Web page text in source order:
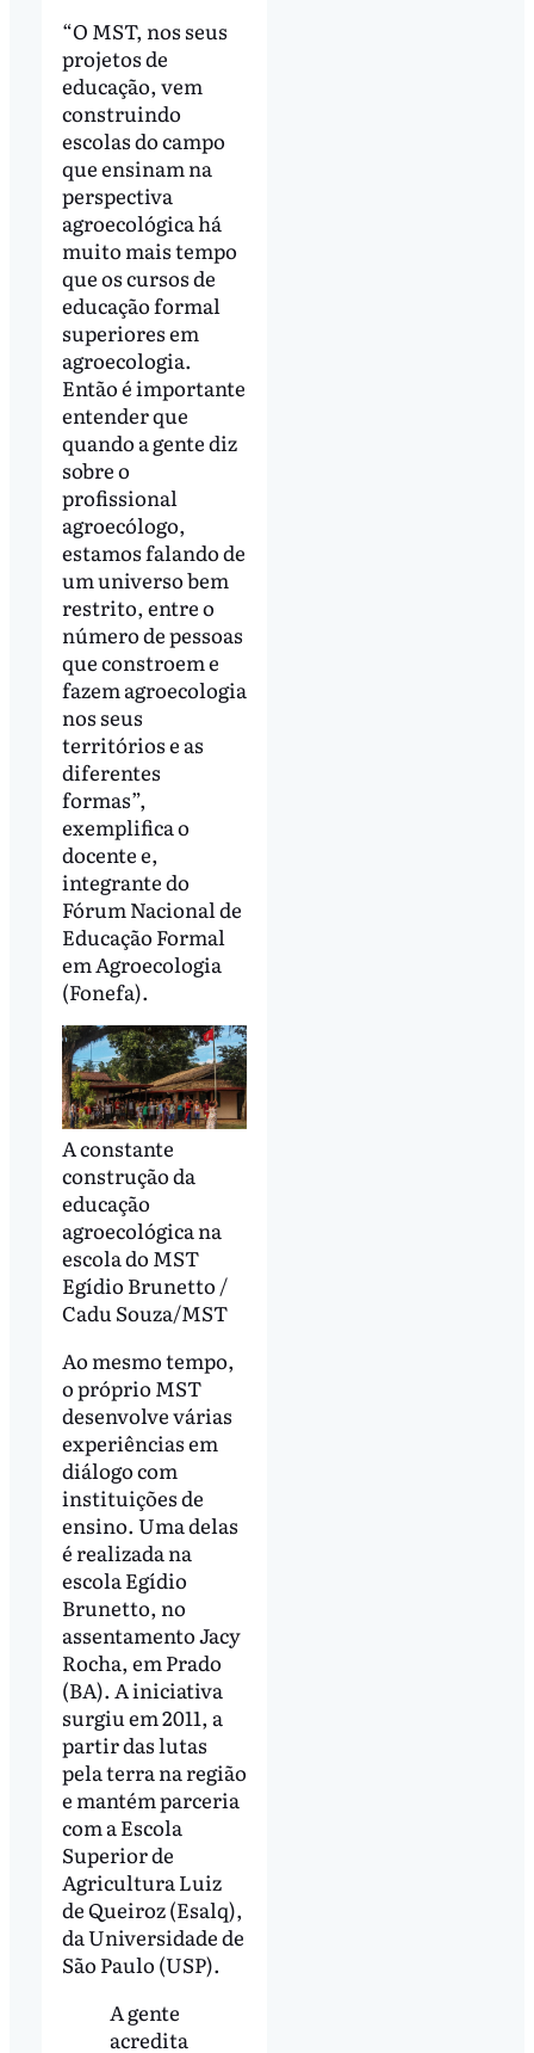
“O MST, nos seus
projetos de
educação, vem
construindo
escolas do campo
que ensinam na
perspectiva
agroecológica há
muito mais tempo
que os cursos de
educação formal
superiores em
agroecologia.
Então é importante
entender que
quando a gente diz
sobre o
profissional
agroecólogo,
estamos falando de
um universo bem
restrito, entre o
número de pessoas
que constroem e
fazem agroecologia
nos seus
territórios e as
diferentes
formas”,
exemplifica o
docente e,
integrante do
Fórum Nacional de
Educação Formal
em Agroecologia
(Fonefa).
A constante
construção da
educação
agroecológica na
escola do MST
Egídio Brunetto /
Cadu Souza/MST
Ao mesmo tempo,
o próprio MST
desenvolve várias
experiências em
diálogo com
instituições de
ensino. Uma delas
é realizada na
escola Egídio
Brunetto, no
assentamento Jacy
Rocha, em Prado
(BA). A iniciativa
surgiu em 2011, a
partir das lutas
pela terra na região
e mantém parceria
com a Escola
Superior de
Agricultura Luiz
de Queiroz (Esalq),
da Universidade de
São Paulo (USP).
A gente
acredita